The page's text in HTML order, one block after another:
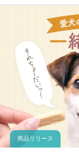
商品リリース